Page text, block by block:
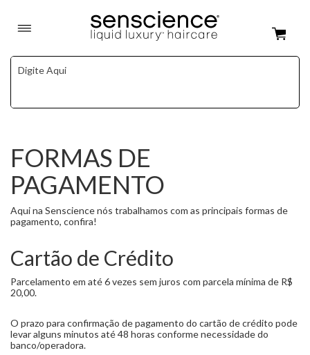
FORMAS DE
PAGAMENTO
Aqui na Senscience nós trabalhamos com as principais formas de
pagamento, confira!
Cartão de Crédito
Parcelamento em até 6 vezes sem juros com parcela mínima de R$
20,00.
O prazo para confirmação de pagamento do cartão de crédito pode
levar alguns minutos até 48 horas conforme necessidade do
banco/operadora.